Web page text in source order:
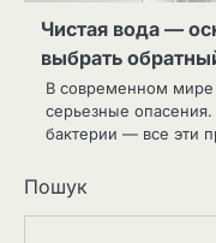
Чистая вода —
выбрать
В современном мире
серьезные
бактерии — все эти
Пошук